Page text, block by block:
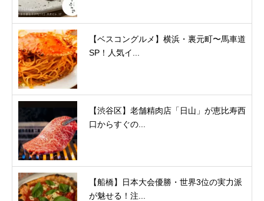
【ベスコングルメ】横浜・裏元町〜馬車道
SP！人気イ...
【渋谷区】老舗精肉店「日山」が恵比寿西
口からすぐの...
【船橋】日本大会優勝・世界3位の実力派
が魅せる！注...